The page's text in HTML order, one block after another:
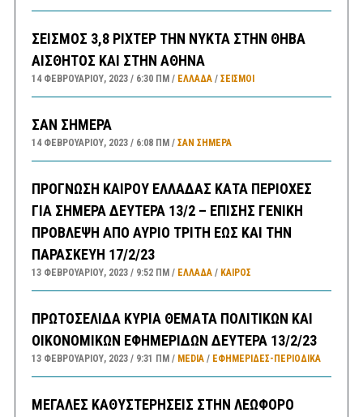
ΣΕΙΣΜΟΣ 3,8 ΡΙΧΤΕΡ ΤΗΝ ΝΥΚΤΑ ΣΤΗΝ ΘΗΒΑ
ΑΙΣΘΗΤΟΣ ΚΑΙ ΣΤΗΝ ΑΘΗΝΑ
14 ΦΕΒΡΟΥΑΡΊΟΥ, 2023 6:30 ΠΜ ΕΛΛΑΔA/ ΣΕΙΣΜΟΙ
ΣΑΝ ΣΗΜΕΡΑ
14 ΦΕΒΡΟΥΑΡΊΟΥ, 2023 6:08 ΠΜ ΣΑΝ ΣΉΜΕΡΑ
ΠΡΟΓΝΩΣΗ ΚΑΙΡΟΥ ΕΛΛΑΔΑΣ ΚΑΤΑ ΠΕΡΙΟΧΕΣ
ΓΙΑ ΣΗΜΕΡΑ ΔΕΥΤΕΡΑ 13/2 – ΕΠΙΣΗΣ ΓΕΝΙΚΗ
ΠΡΟΒΛΕΨΗ ΑΠΟ ΑΥΡΙΟ ΤΡΙΤΗ ΕΩΣ ΚΑΙ ΤΗΝ
ΠΑΡΑΣΚΕΥΗ 17/2/23
13 ΦΕΒΡΟΥΑΡΊΟΥ, 2023 9:52 ΠΜ ΕΛΛΑΔA/ ΚΑΙΡΌΣ
ΠΡΩΤΟΣΕΛΙΔΑ ΚΥΡΙΑ ΘΕΜΑΤΑ ΠΟΛΙΤΙΚΩΝ ΚΑΙ
ΟΙΚΟΝΟΜΙΚΩΝ ΕΦΗΜΕΡΙΔΩΝ ΔΕΥΤΕΡΑ 13/2/23
13 ΦΕΒΡΟΥΑΡΊΟΥ, 2023 9:31 ΠΜ MEDIA/ ΕΦΗΜΕΡΊΔΕΣ-ΠΕΡΙΟΔΙΚΆ
ΜΕΓΑΛΕΣ ΚΑΘΥΣΤΕΡΗΣΕΙΣ ΣΤΗΝ ΛΕΩΦΟΡΟ